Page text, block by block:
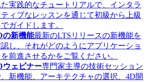
実践的なチュートリアルで、インタラ
ティブなレッスンを通じて初級から上級
でガイドします。
の新機能最新のLTSリリースの新機能を
し、それがどのようにアプリケーショ
を前進させるかをご覧ください。
ウェビナー専門家主導の技術セッション
、新機能、アーキテクチャの選択、4D開